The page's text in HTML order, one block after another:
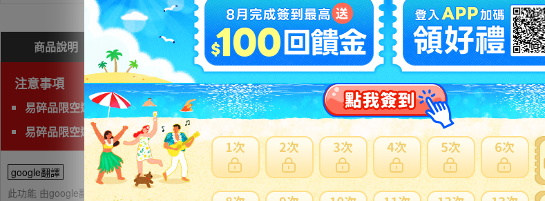
商品說明 問與答( 費用試算 問題商品反映流程
注意事項
易碎品限空運，非易碎品可使用海運。
易碎品限空運，非易碎品可使用海運。
google翻譯
此功能 由google翻譯提供參考，樂淘不保證翻譯內容之正確性，詳細問題說明請使用商品問與答